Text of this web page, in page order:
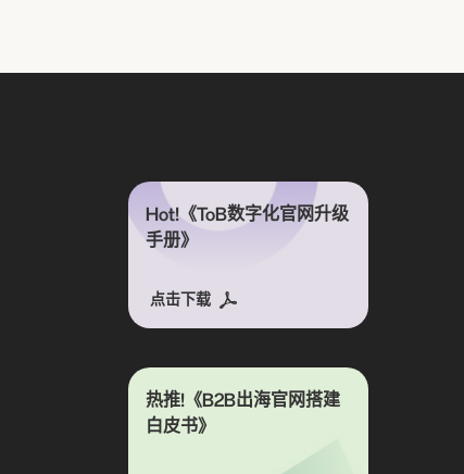
Hot!《ToB数字化官网升级
手册》
点击下载
热推!《B2B出海官网搭建
白皮书》